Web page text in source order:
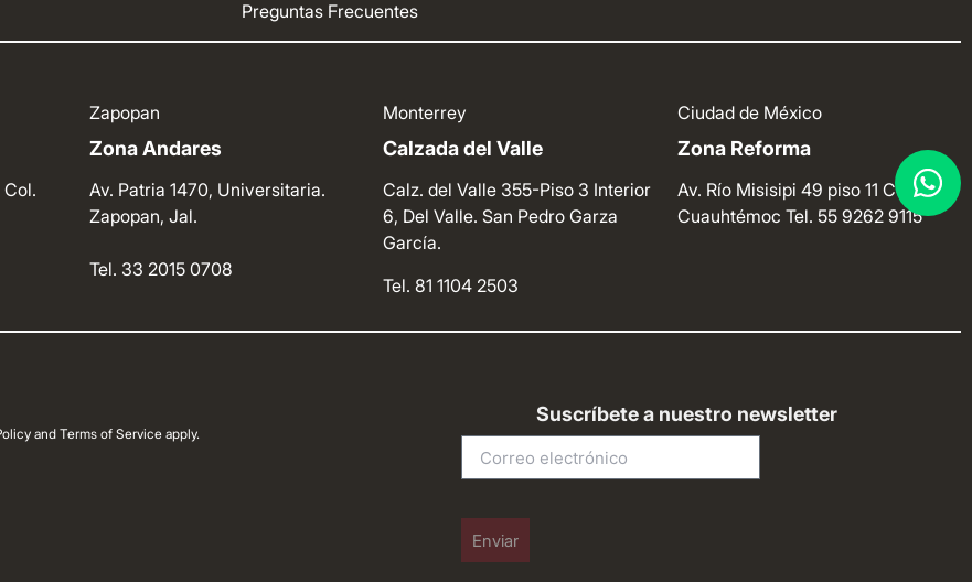
Preguntas Frecuentes
Zapopan
Zona Andares
Av. Patria 1470, Universitaria.
Zapopan, Jal.
Tel. 33 2015 0708
Monterrey
Calzada del Valle
Calz. del Valle 355-Piso 3 Interior
6, Del Valle. San Pedro Garza
García.
Tel. 81 1104 2503
Ciudad de México
Zona Reforma
Av. Río Misisipi 49 piso 11 Colonia
CuauhtémocTel. 55 9262 9115
and Terms of Service apply.
Suscríbete a nuestro newsletter
Enviar